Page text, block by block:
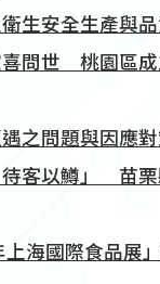
生安全生產與
喜問世 桃園區
之問題與因應
客以鱒」 苗栗
上海國際食品展